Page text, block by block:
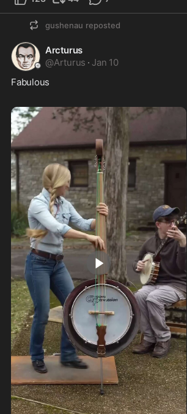
gushenau reposted
Arcturus
@Arturus · Jan 10
Fabulous
0:58